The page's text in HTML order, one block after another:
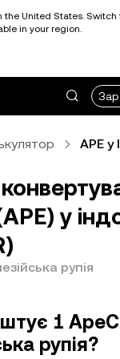
the United States.
in your region.
APE у
у
рупія
1
рупія?